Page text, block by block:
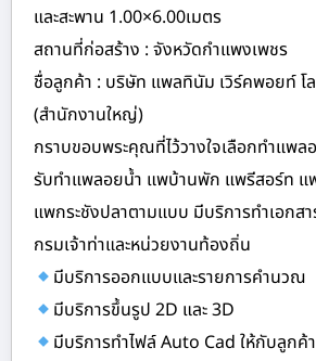
และสะพาน 1.00×6.00เมตร
สถานที่ก่อสร้าง : จังหวัดกำแพงเพชร
ชื่อลูกค้า : บริษัท แพลทินัม เวิร์คพอยท์ โ
(สำนักงานใหญ่)
กราบขอบพระคุณที่ไว้วางใจเลือกทำแพล
รับทำแพลอยน้ำ แพบ้านพัก แพรีสอร์ท
แพกระชังปลาตามแบบ มีบริการทำเอกส
กรมเจ้าท่าและหน่วยงานท้องถิ่น
มีบริการออกแบบและรายการคำนวณ
มีบริการขึ้นรูป 2D และ 3D
มีบริการทำไฟล์ Auto Cad ให้กับลูกค้า